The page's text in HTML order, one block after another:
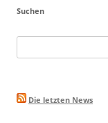
Suchen
nach:
Die letzten News